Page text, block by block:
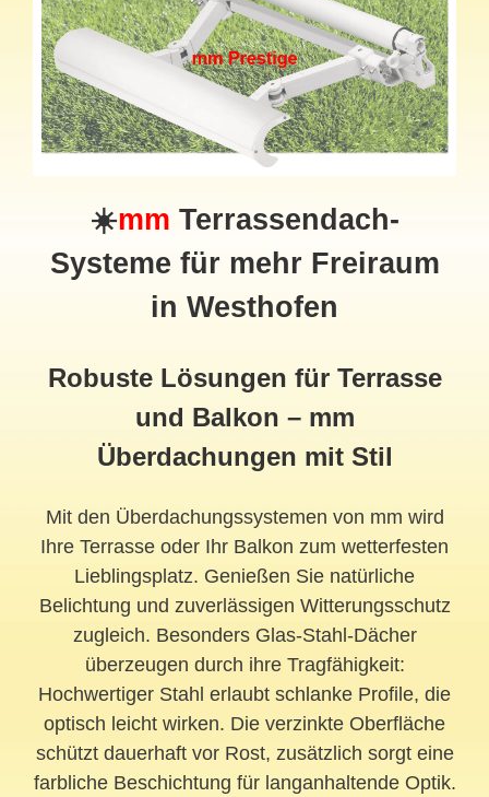
☀️mm Terrassendach-
Systeme für mehr Freiraum
in Westhofen
Robuste Lösungen für Terrasse
und Balkon – mm
Überdachungen mit Stil
Mit den Überdachungssystemen von mm wird
Ihre Terrasse oder Ihr Balkon zum wetterfesten
Lieblingsplatz. Genießen Sie natürliche
Belichtung und zuverlässigen Witterungsschutz
zugleich. Besonders Glas-Stahl-Dächer
überzeugen durch ihre Tragfähigkeit:
Hochwertiger Stahl erlaubt schlanke Profile, die
optisch leicht wirken. Die verzinkte Oberfläche
schützt dauerhaft vor Rost, zusätzlich sorgt eine
farbliche Beschichtung für langanhaltende Optik.